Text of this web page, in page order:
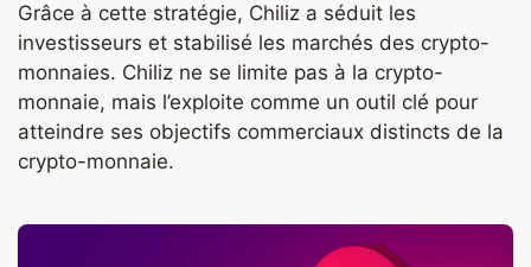
Grâce à cette stratégie, Chiliz a séduit les
investisseurs et stabilisé les marchés des crypto-
monnaies. Chiliz ne se limite pas à la crypto-
monnaie, mais l’exploite comme un outil clé pour
atteindre ses objectifs commerciaux distincts de la
crypto-monnaie.